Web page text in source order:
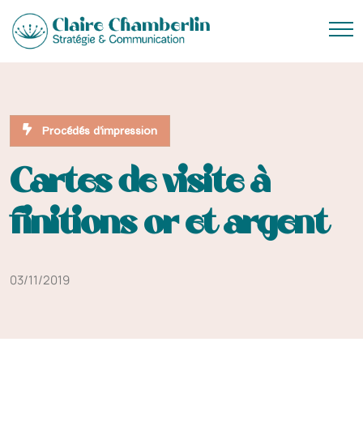
Procédés d'impression
Cartes de visite à
finitions or et argent
03/11/2019